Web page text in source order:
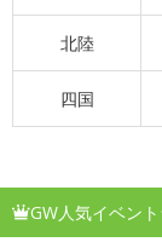
北陸
四国
GW人気イベン